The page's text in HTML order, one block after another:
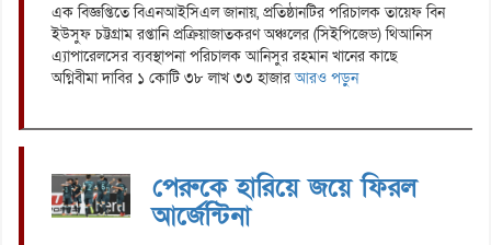
এক বিজ্ঞপ্তিতে বিএনআইসিএল জানায়, প্রতিষ্ঠানটির পরিচালক তায়েফ বিন
ইউসুফ চট্টগ্রাম রপ্তানি প্রক্রিয়াজাতকরণ অঞ্চলের (সিইপিজেড) থিআনিস
এ্যাপারেলসের ব্যবস্থাপনা পরিচালক আনিসুর রহমান খানের কাছে
অগ্নিবীমা দাবির ১ কোটি ৩৮ লাখ ৩৩ হাজারআরও পড়ুন
পেরুকে হারিয়ে জয়ে ফিরল
আর্জেন্টিনা